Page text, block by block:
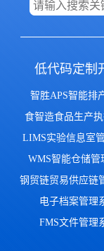
低代码定制
智胜APS智能排
食智造食品生产
LIMS实验信息室
WMS智能仓储管
钢贸链贸易供应链
电子档案管理
FMS文件管理